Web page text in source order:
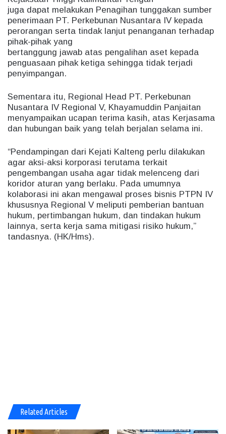
juga dapat melakukan Penagihan tunggakan sumber
penerimaan PT. Perkebunan Nusantara IV kepada
perorangan serta tindak lanjut penanganan terhadap
pihak-pihak yang
bertanggung jawab atas pengalihan aset kepada
penguasaan pihak ketiga sehingga tidak terjadi
penyimpangan.
Sementara itu, Regional Head PT. Perkebunan
Nusantara IV Regional V, Khayamuddin Panjaitan
menyampaikan ucapan terima kasih, atas Kerjasama
dan hubungan baik yang telah berjalan selama ini.
“Pendampingan dari Kejati Kalteng perlu dilakukan
agar aksi-aksi korporasi terutama terkait
pengembangan usaha agar tidak melenceng dari
koridor aturan yang berlaku. Pada umumnya
kolaborasi ini akan mengawal proses bisnis PTPN IV
khususnya Regional V meliputi pemberian bantuan
hukum, pertimbangan hukum, dan tindakan hukum
lainnya, serta kerja sama mitigasi risiko hukum,”
tandasnya. (HK/Hms).
Related Articles